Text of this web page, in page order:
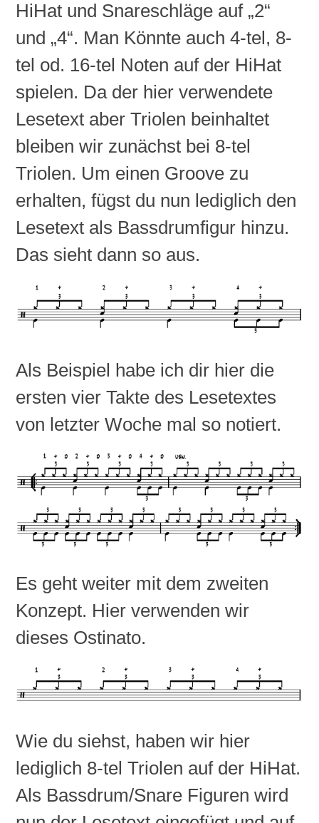
HiHat und Snareschläge auf „2“
und „4“. Man Könnte auch 4-tel, 8-
tel od. 16-tel Noten auf der HiHat
spielen. Da der hier verwendete
Lesetext aber Triolen beinhaltet
bleiben wir zunächst bei 8-tel
Triolen. Um einen Groove zu
erhalten, fügst du nun lediglich den
Lesetext als Bassdrumfigur hinzu.
Das sieht dann so aus.
Als Beispiel habe ich dir hier die
ersten vier Takte des Lesetextes
von letzter Woche mal so notiert.
Es geht weiter mit dem zweiten
Konzept. Hier verwenden wir
dieses Ostinato.
Wie du siehst, haben wir hier
lediglich 8-tel Triolen auf der HiHat.
Als Bassdrum/Snare Figuren wird